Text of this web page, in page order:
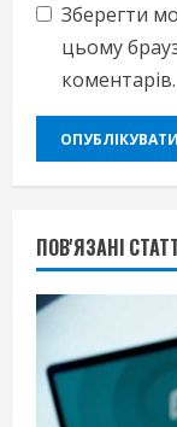
Зберегти
цьому
коментарів.
ПОВ'ЯЗАНІ